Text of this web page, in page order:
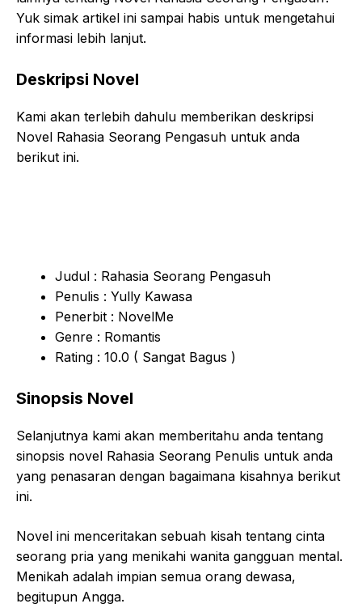
Yuk simak artikel ini sampai habis untuk mengetahui
informasi lebih lanjut.
Deskripsi Novel
Kami akan terlebih dahulu memberikan deskripsi
Novel Rahasia Seorang Pengasuh untuk anda
berikut ini.
Judul : Rahasia Seorang Pengasuh
Penulis : Yully Kawasa
Penerbit : NovelMe
Genre : Romantis
Rating : 10.0 ( Sangat Bagus )
Sinopsis Novel
Selanjutnya kami akan memberitahu anda tentang
sinopsis novel Rahasia Seorang Penulis untuk anda
yang penasaran dengan bagaimana kisahnya berikut
ini.
Novel ini menceritakan sebuah kisah tentang cinta
seorang pria yang menikahi wanita gangguan mental.
Menikah adalah impian semua orang dewasa,
begitupun Angga.